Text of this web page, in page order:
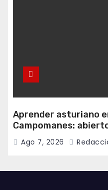
Aprender asturiano
Campomanes:
para inscribirse en el
Falamos
Ago 7, 2026